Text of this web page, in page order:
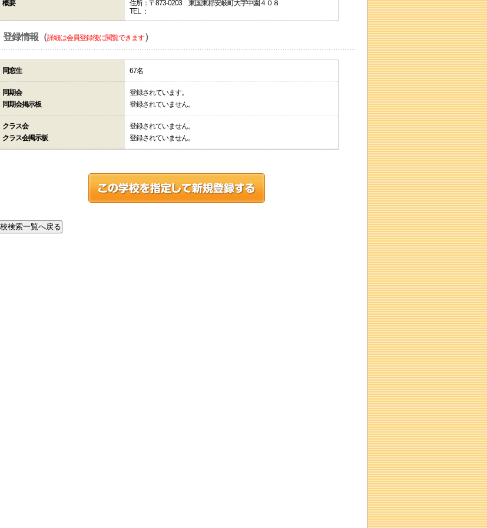
概要
住所：〒873-0203 東国東郡安岐町大字中園４０８
TEL ：
登録情報（詳細は会員登録後に閲覧できます）
同窓生 67名
同期会
同期会掲示板
登録されています。
登録されていません。
クラス会
クラス会掲示板
登録されていません。
登録されていません。